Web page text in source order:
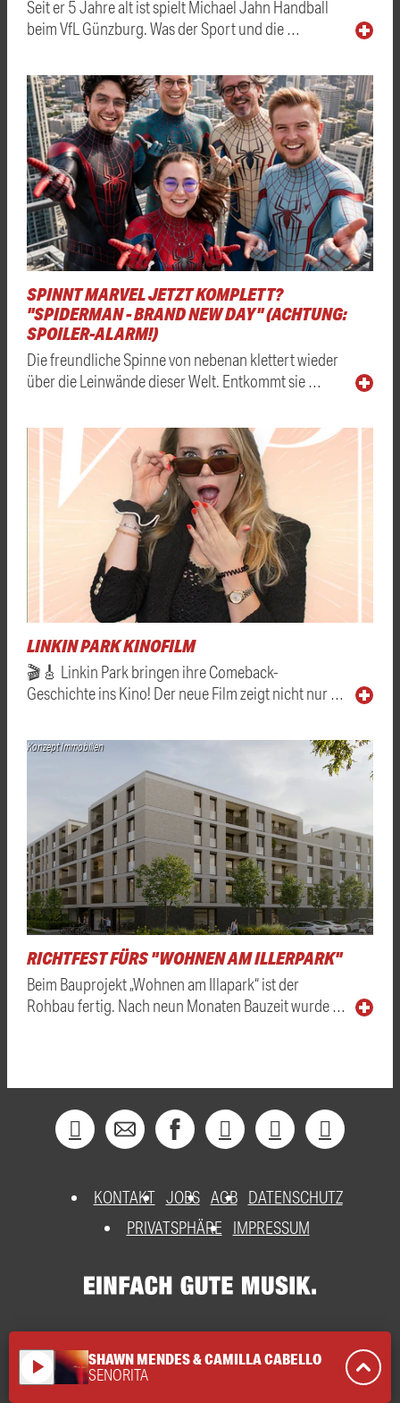
Seit er 5 Jahre alt ist spielt Michael Jahn Handball
beim VfL Günzburg. Was der Sport und die …
SPINNT MARVEL JETZT KOMPLETT?
"SPIDERMAN - BRAND NEW DAY" (ACHTUNG:
SPOILER-ALARM!)
Die freundliche Spinne von nebenan klettert wieder
über die Leinwände dieser Welt. Entkommt sie …
LINKIN PARK KINOFILM
🎬🎸 Linkin Park bringen ihre Comeback-
Geschichte ins Kino! Der neue Film zeigt nicht nur …
Konzept Immobilien
RICHTFEST FÜRS "WOHNEN AM ILLERPARK"
Beim Bauprojekt „Wohnen am Illapark“ ist der
Rohbau fertig. Nach neun Monaten Bauzeit wurde …
KONTAKT JOBS AGB DATENSCHUTZ
PRIVATSPHÄRE
IMPRESSUM
play_arrow SHAWN MENDES & CAMILLA CABELLO
SENORITA